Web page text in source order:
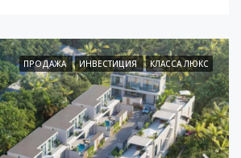
ПРОДАЖА ИНВЕСТИЦИЯ КЛАССА ЛЮКС